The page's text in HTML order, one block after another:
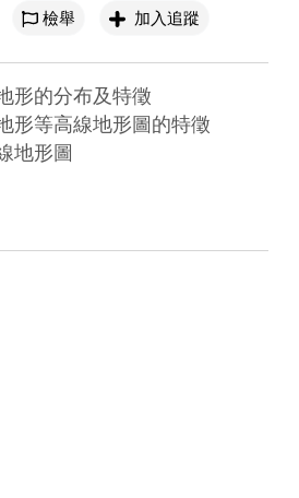
檢舉 加入追蹤
形的分布及特徵
形等高線地形圖的特徵
地形圖